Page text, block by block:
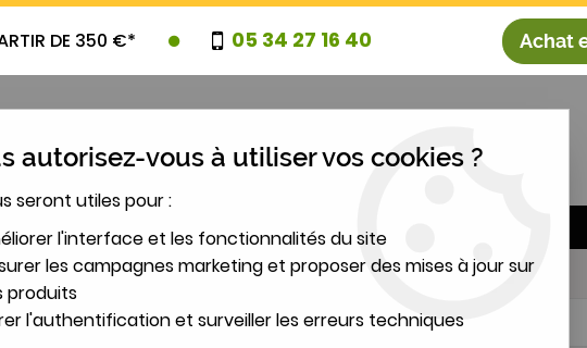
DE 350 €* 05 34 27 16 40 Achat
PROMOTIONS
2 MODÈLE
autorisez-vous à utiliser vos cookies ?
seront utiles pour :
l'interface et les fonctionnalités du site
les campagnes marketing et proposer des mises à jour sur
produits
l'authentification et surveiller les erreurs techniques